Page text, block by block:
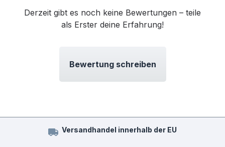
Derzeit gibt es noch keine Bewertungen – teile
als Erster deine Erfahrung!
Bewertung schreiben
Versandhandel innerhalb der EU